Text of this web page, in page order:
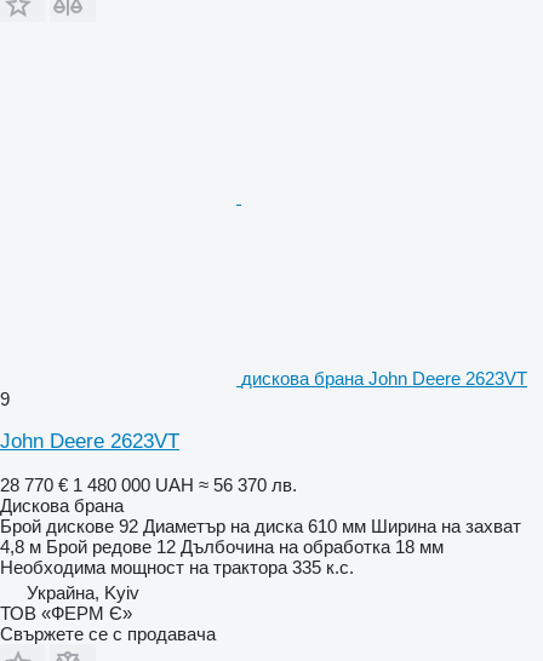
дискова брана John Deere 2623VT
9
John Deere 2623VT
28 770 € 1 480 000 UAH ≈ 56 370 лв.
Дискова брана
Брой дискове 92 Диаметър на диска 610 мм Ширина на захват
4,8 м Брой редове 12 Дълбочина на обработка 18 мм
Необходима мощност на трактора 335 к.с.
Украйна, Kyiv
ТОВ «ФЕРМ Є»
Свържете се с продавача